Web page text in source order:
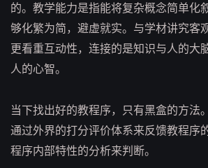
的。教学能力是指能将复杂概念简单化
够化繁为简，避虚就实。与学材讲究客
更看重互动性，连接的是知识与人的大
人的心智。
当下找出好的教程序，只有黑盒的方法
通过外界的打分评价体系来反馈教程序
程序内部特性的分析来判断。